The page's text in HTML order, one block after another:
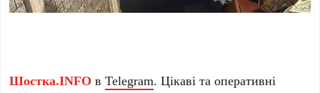
Шостка.INFO вTelegram. Цікаві та оперативні